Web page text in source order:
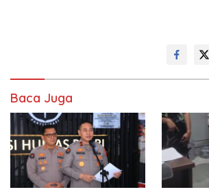
Baca Juga